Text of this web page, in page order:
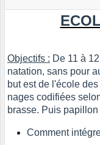
Objectifs : De 11 à
natation, sans pour
but est de l'école
nages codifiées
brasse. Puis
Comment